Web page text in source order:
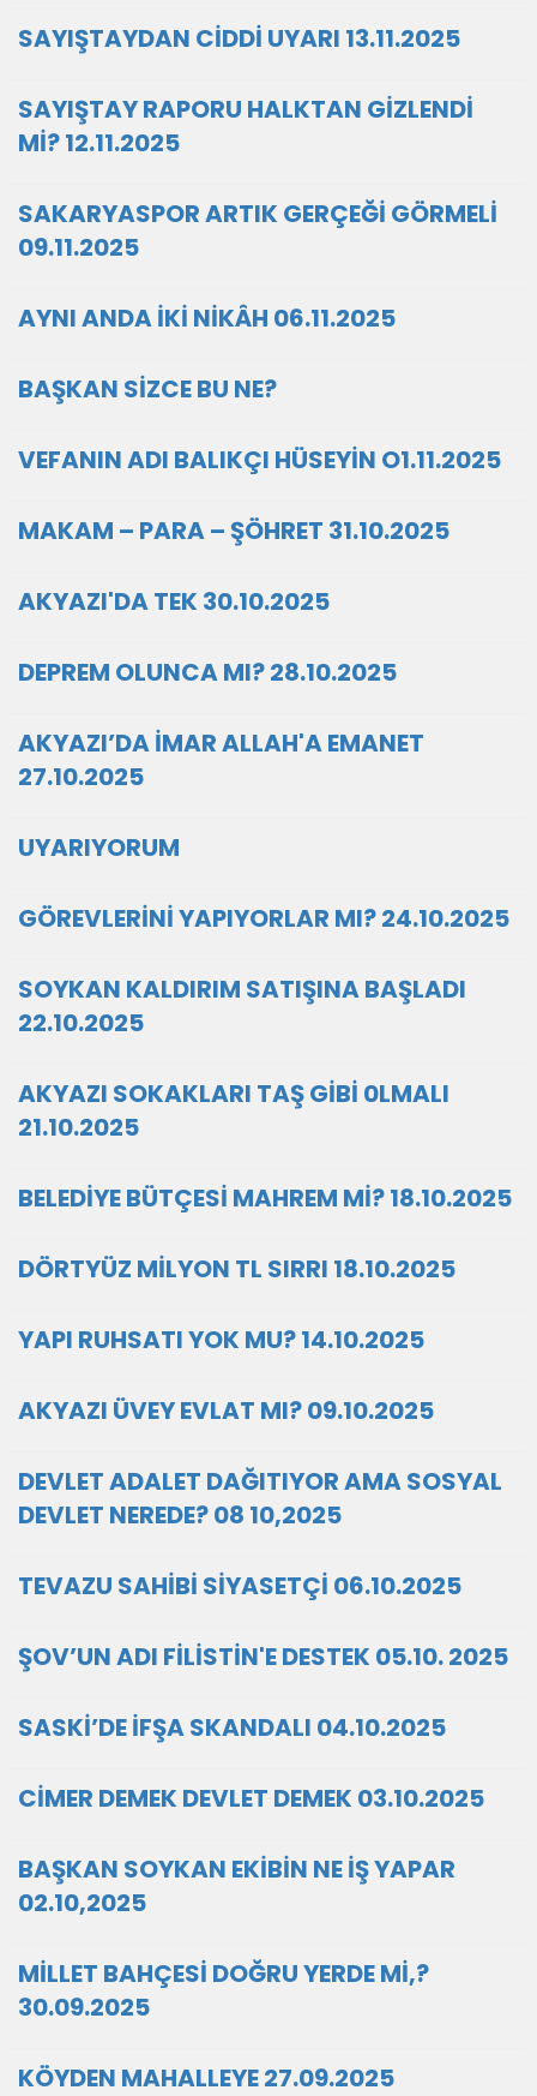
SAYIŞTAYDAN CİDDİ UYARI 13.11.2025
SAYIŞTAY RAPORU HALKTAN GİZLENDİ
Mİ? 12.11.2025
SAKARYASPOR ARTIK GERÇEĞİ GÖRMELİ
09.11.2025
AYNI ANDA İKİ NİKÂH 06.11.2025
BAŞKAN SİZCE BU NE?
VEFANIN ADI BALIKÇI HÜSEYİN O1.11.2025
MAKAM – PARA – ŞÖHRET 31.10.2025
AKYAZI'DA TEK 30.10.2025
DEPREM OLUNCA MI? 28.10.2025
AKYAZI’DA İMAR ALLAH'A EMANET
27.10.2025
UYARIYORUM
GÖREVLERİNİ YAPIYORLAR MI? 24.10.2025
SOYKAN KALDIRIM SATIŞINA BAŞLADI
22.10.2025
AKYAZI SOKAKLARI TAŞ GİBİ 0LMALI
21.10.2025
BELEDİYE BÜTÇESİ MAHREM Mİ? 18.10.2025
DÖRTYÜZ MİLYON TL SIRRI 18.10.2025
YAPI RUHSATI YOK MU? 14.10.2025
AKYAZI ÜVEY EVLAT MI? 09.10.2025
DEVLET ADALET DAĞITIYOR AMA SOSYAL
DEVLET NEREDE? 08 10,2025
TEVAZU SAHİBİ SİYASETÇİ 06.10.2025
ŞOV’UN ADI FİLİSTİN'E DESTEK 05.10. 2025
SASKİ’DE İFŞA SKANDALI 04.10.2025
CİMER DEMEK DEVLET DEMEK 03.10.2025
BAŞKAN SOYKAN EKİBİN NE İŞ YAPAR
02.10,2025
MİLLET BAHÇESİ DOĞRU YERDE Mİ,?
30.09.2025
KÖYDEN MAHALLEYE 27.09.2025